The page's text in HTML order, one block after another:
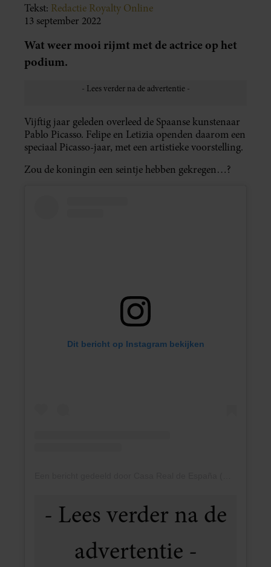
Tekst: Redactie Royalty Online
13 september 2022
Wat weer mooi rijmt met de actrice op het
podium.
Vijftig jaar geleden overleed de Spaanse kunstenaar
Pablo Picasso. Felipe en Letizia openden daarom een
speciaal Picasso-jaar, met een artistieke voorstelling.
Zou de koningin een seintje hebben gekregen…?
Dit bericht op Instagram bekijken